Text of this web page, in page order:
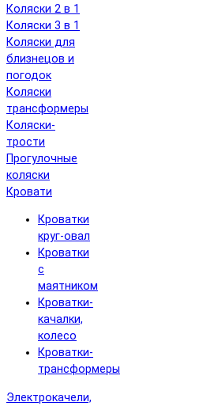
Коляски 2 в 1
Коляски 3 в 1
Коляски для
близнецов и
погодок
Коляски
трансформеры
Коляски-
трости
Прогулочные
коляски
Кровати
Кроватки
круг-овал
Кроватки
с
маятником
Кроватки-
качалки,
колесо
Кроватки-
трансформеры
Электрокачели,